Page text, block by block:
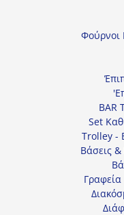
Φούρνοι
BAR
Set
Trolley -
Βάσεις